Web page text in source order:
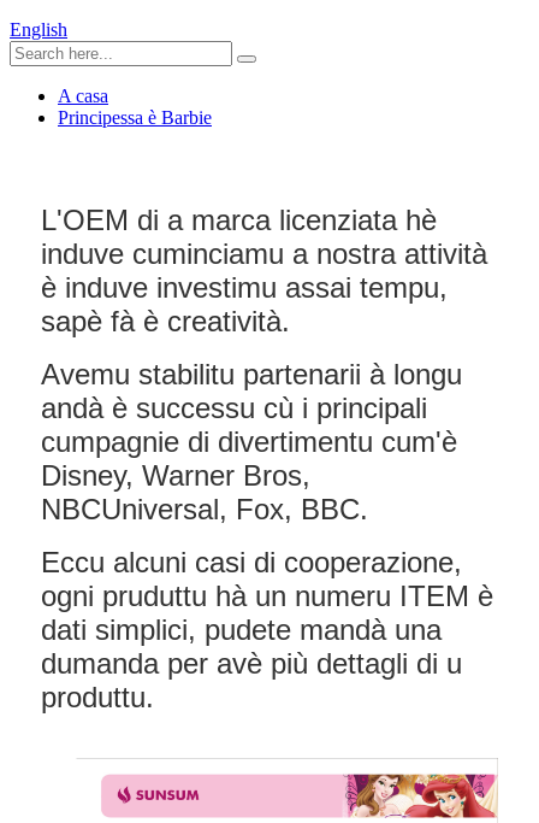
English
A casa
Principessa è Barbie
L'OEM di a marca licenziata hè
induve cuminciamu a nostra attività
è induve investimu assai tempu,
sapè fà è creatività.
Avemu stabilitu partenarii à longu
andà è successu cù i principali
cumpagnie di divertimentu cum'è
Disney, Warner Bros,
NBCUniversal, Fox, BBC.
Eccu alcuni casi di cooperazione,
ogni pruduttu hà un numeru ITEM è
dati simplici, pudete mandà una
dumanda per avè più dettagli di u
produttu.